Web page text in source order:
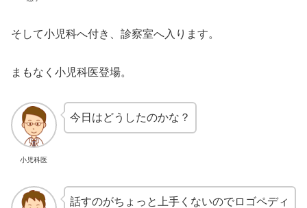
そして小児科へ付き、診察室へ入ります。
まもなく小児科医登場。
小児科医
今日はどうしたのかな？
話すのがちょっと上手くないのでロゴペディ